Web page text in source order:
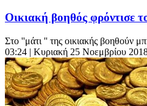
Οικιακή βοηθός φρόντισε
Στο ''μάτι '' της οικιακής βοηθούν
03:24 | Κυριακή 25 Νοεμβρίου